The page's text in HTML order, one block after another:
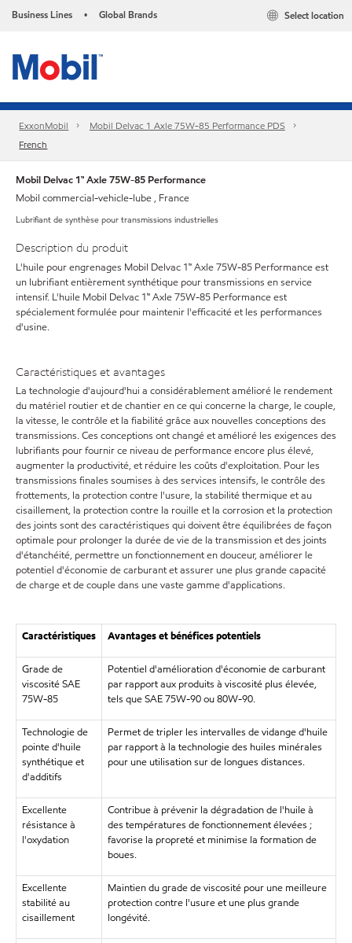
Business Lines • Global Brands Select location
ExxonMobil
Mobil Delvac 1 Axle 75W-85 Performance PDS
French
Mobil Delvac 1™ Axle 75W-85 Performance
Mobil commercial-vehicle-lube , France
Lubrifiant de synthèse pour transmissions industrielles
Description du produit
L'huile pour engrenages Mobil Delvac 1™ Axle 75W-85 Performance est
un lubrifiant entièrement synthétique pour transmissions en service
intensif. L'huile Mobil Delvac 1™ Axle 75W-85 Performance est
spécialement formulée pour maintenir l'efficacité et les performances
d'usine.
Caractéristiques et avantages
La technologie d'aujourd'hui a considérablement amélioré le rendement
du matériel routier et de chantier en ce qui concerne la charge, le couple,
la vitesse, le contrôle et la fiabilité grâce aux nouvelles conceptions des
transmissions. Ces conceptions ont changé et amélioré les exigences des
lubrifiants pour fournir ce niveau de performance encore plus élevé,
augmenter la productivité, et réduire les coûts d'exploitation. Pour les
transmissions finales soumises à des services intensifs, le contrôle des
frottements, la protection contre l'usure, la stabilité thermique et au
cisaillement, la protection contre la rouille et la corrosion et la protection
des joints sont des caractéristiques qui doivent être équilibrées de façon
optimale pour prolonger la durée de vie de la transmission et des joints
d'étanchéité, permettre un fonctionnement en douceur, améliorer le
potentiel d'économie de carburant et assurer une plus grande capacité
de charge et de couple dans une vaste gamme d'applications.
Caractéristiques Avantages et bénéfices potentiels
Grade de
viscosité SAE
75W-85
Potentiel d'amélioration d'économie de carburant
par rapport aux produits à viscosité plus élevée,
tels que SAE 75W-90 ou 80W-90.
Technologie de
pointe d'huile
synthétique et
d'additifs
Permet de tripler les intervalles de vidange d'huile
par rapport à la technologie des huiles minérales
pour une utilisation sur de longues distances.
Excellente
résistance à
l'oxydation
Contribue à prévenir la dégradation de l'huile à
des températures de fonctionnement élevées ;
favorise la propreté et minimise la formation de
boues.
Excellente
stabilité au
cisaillement
Maintien du grade de viscosité pour une meilleure
protection contre l'usure et une plus grande
longévité.